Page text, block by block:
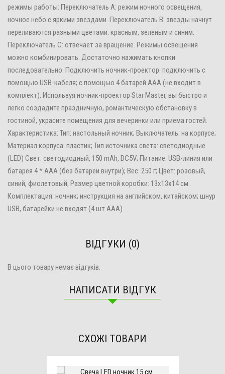
режимы работы: Переключатель A: режим ночного освещения,
ночное небо с яркими звездами. Переключатель B: звезды начнут
переливаются разными цветами: красным, зеленым и синим.
Переключатель C: отвечает за вращение. Режимы освещения
можно комбинировать. Достаточно нажимать кнопки
последовательно. Подключить ночник-проектор: подключить с
помощью USB-кабеля; с помощью 4 батарей AAA (не входит в
комплект). Используя ночник-проектор Star Master, вы быстро и
легко создадите праздничную, романтическую обстановку в
гостиной, украсите помещения для вечеринки или приема гостей.
Характеристика: Тип: настольный ночник; Выключатель: на корпусе;
Материал корпуса: пластик; Тип источника света: светодиодные
(LED) Свет: светодиодный, 150 mAh, DC5V; Питание: USB-линия или
батарея 4 * AAA (без батареи внутри); Вес: 250 г; Цвет: розовый,
синий, фиолетовый; Размер цветной коробки: 13x13x14 см.
Комплектация: ночник; инструкция на английском, китайском; шнур
USB, батарейки не входят (4 шт ААА)
ВІДГУКИ (0)
В цього товару немає відгуків.
НАПИСАТИ ВІДГУК
СХОЖІ ТОВАРИ